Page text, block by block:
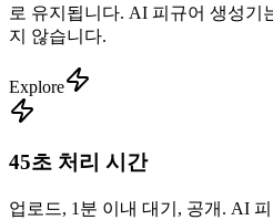
로 유지됩니다. AI 피규어 생성기
지 않습니다.
Explore
45초 처리 시간
업로드, 1분 이내 대기, 공개. AI